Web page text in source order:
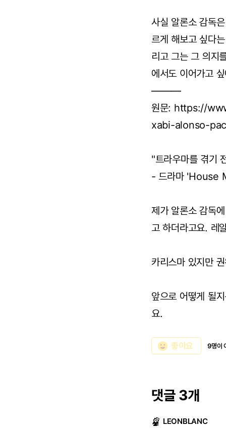
사실 알론소 감독
르게 해보고 싶다
리고 그는 그 의지
에서도 이어가고
———
원문: https://
xabi-alonso-
"트라우마를 겪기
- 드라마 'House
제가 알론소 감독
고 하더라고요. 레
카리스마 있지만
앞으로 어떻게 될
요.
emoji_emotions 좋아요 9명이
댓글 3개
LEONBLANC